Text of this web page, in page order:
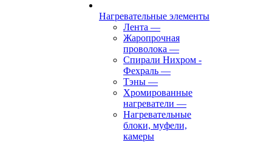
Нагревательные элементы
Лента —
Жаропрочная
проволока —
Спирали Нихром -
Фехраль —
Тэны —
Хромированные
нагреватели —
Нагревательные
блоки, муфели,
камеры